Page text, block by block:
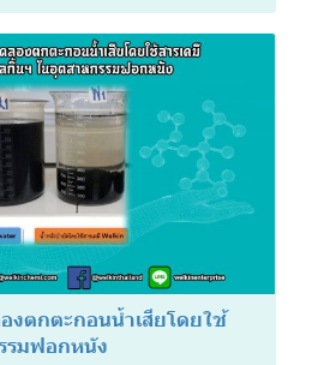
งตกตะกอนน้ำเสียโดยใช้
รมฟอกหนัง